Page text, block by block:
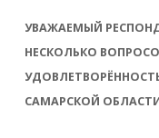
УВАЖАЕМЫЙ
НЕСКОЛЬКО
САМАРСКОЙ